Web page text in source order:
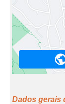
Dados gerais